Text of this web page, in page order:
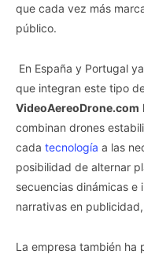
que cada vez más
público.
En España y Portugal
que integran este tipo
VideoAereoDrone.com
combinan drones
cada tecnología a las
posibilidad de alternar
secuencias dinámicas e
narrativas en
La empresa también ha